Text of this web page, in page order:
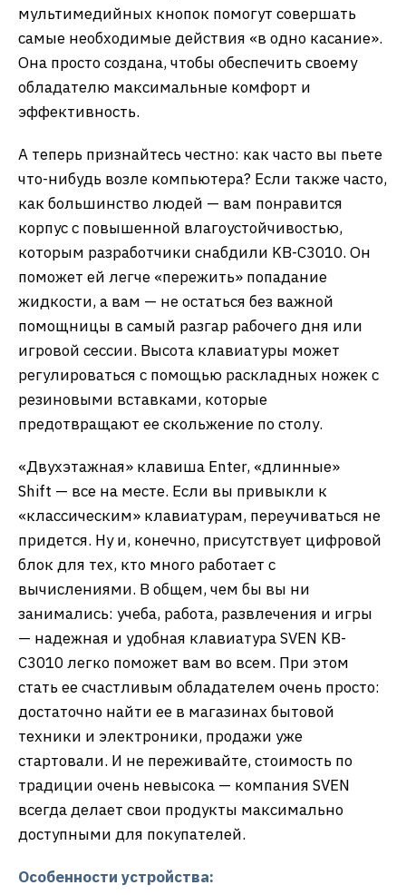
мультимедийных кнопок помогут совершать
самые необходимые действия «в одно касание».
Она просто создана, чтобы обеспечить своему
обладателю максимальные комфорт и
эффективность.
А теперь признайтесь честно: как часто вы пьете
что-нибудь возле компьютера? Если также часто,
как большинство людей — вам понравится
корпус с повышенной влагоустойчивостью,
которым разработчики снабдили KB-C3010. Он
поможет ей легче «пережить» попадание
жидкости, а вам — не остаться без важной
помощницы в самый разгар рабочего дня или
игровой сессии. Высота клавиатуры может
регулироваться с помощью раскладных ножек с
резиновыми вставками, которые
предотвращают ее скольжение по столу.
«Двухэтажная» клавиша Enter, «длинные»
Shift — все на месте. Если вы привыкли к
«классическим» клавиатурам, переучиваться не
придется. Ну и, конечно, присутствует цифровой
блок для тех, кто много работает с
вычислениями. В общем, чем бы вы ни
занимались: учеба, работа, развлечения и игры
— надежная и удобная клавиатура SVEN KB-
C3010 легко поможет вам во всем. При этом
стать ее счастливым обладателем очень просто:
достаточно найти ее в магазинах бытовой
техники и электроники, продажи уже
стартовали. И не переживайте, стоимость по
традиции очень невысока — компания SVEN
всегда делает свои продукты максимально
доступными для покупателей.
Особенности устройства: